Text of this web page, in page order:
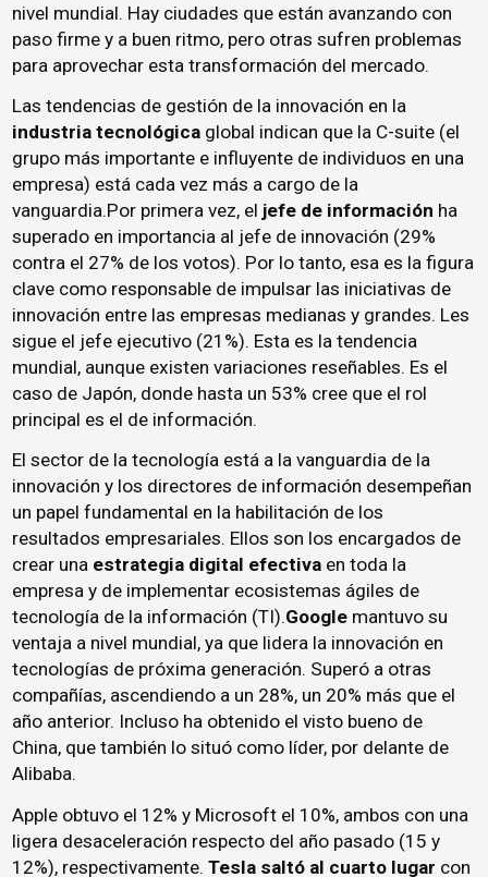
nivel mundial. Hay ciudades que están avanzando con
paso firme y a buen ritmo, pero otras sufren problemas
para aprovechar esta transformación del mercado.
Las tendencias de gestión de la innovación en la
industria tecnológica global indican que la C-suite (el
grupo más importante e influyente de individuos en una
empresa) está cada vez más a cargo de la
vanguardia.Por primera vez, el jefe de información ha
superado en importancia al jefe de innovación (29%
contra el 27% de los votos). Por lo tanto, esa es la figura
clave como responsable de impulsar las iniciativas de
innovación entre las empresas medianas y grandes. Les
sigue el jefe ejecutivo (21%). Esta es la tendencia
mundial, aunque existen variaciones reseñables. Es el
caso de Japón, donde hasta un 53% cree que el rol
principal es el de información.
El sector de la tecnología está a la vanguardia de la
innovación y los directores de información desempeñan
un papel fundamental en la habilitación de los
resultados empresariales. Ellos son los encargados de
crear una estrategia digital efectiva en toda la
empresa y de implementar ecosistemas ágiles de
tecnología de la información (TI).Google mantuvo su
ventaja a nivel mundial, ya que lidera la innovación en
tecnologías de próxima generación. Superó a otras
compañías, ascendiendo a un 28%, un 20% más que el
año anterior. Incluso ha obtenido el visto bueno de
China, que también lo situó como líder, por delante de
Alibaba.
Apple obtuvo el 12% y Microsoft el 10%, ambos con una
ligera desaceleración respecto del año pasado (15 y
12%), respectivamente.Tesla saltó al cuarto lugar con